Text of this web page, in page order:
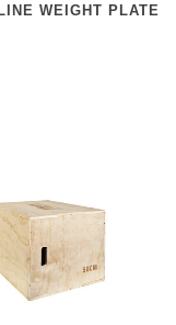
WEIGHT PLATE